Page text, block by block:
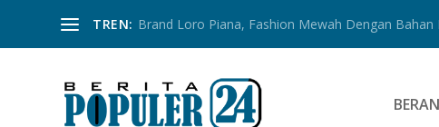
TREN: Brand Loro Piana, Fashion Mewah Dengan Bahan